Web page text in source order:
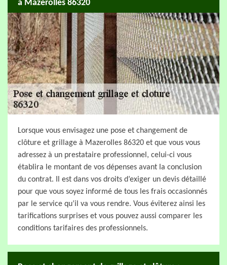
à Mazerolles 86320
Lorsque vous envisagez une pose et changement de
clôture et grillage à Mazerolles 86320 et que vous vous
adressez à un prestataire professionnel, celui-ci vous
établira le montant de vos dépenses avant la conclusion
du contrat. Il est dans vos droits d’exiger un devis détaillé
pour que vous soyez informé de tous les frais occasionnés
par le service qu’il va vous rendre. Vous éviterez ainsi les
tarifications surprises et vous pouvez aussi comparer les
conditions tarifaires des professionnels.